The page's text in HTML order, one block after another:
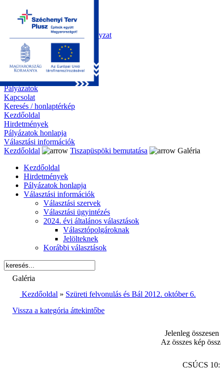
Kezdőoldal
Önkormányzat
Polgármesteri Hivatal
Roma Nemzetiségi Önkormányzat
Elektronikus ügyintézés
Közérdekű információk
Tiszapüspöki bemutatása
Galéria
Díjazottaink
Pályázatok
Kapcsolat
Keresés / honlaptérkép
Kezdőoldal
Hirdetmények
Pályázatok honlapja
Választási információk
Kezdőoldal
Tiszapüspöki bemutatása
Galéria
Kezdőoldal
Hirdetmények
Pályázatok honlapja
Választási információk
Választási szervek
Választási ügyintézés
2024. évi általános választások
Választópolgároknak
Jelölteknek
Korábbi választások
Galéria
Kezdőoldal » Szüreti felvonulás és Bál 2012. október 6.
Vissza a kategória áttekintőbe
Jelenleg
Az összes kép
CSÚCS